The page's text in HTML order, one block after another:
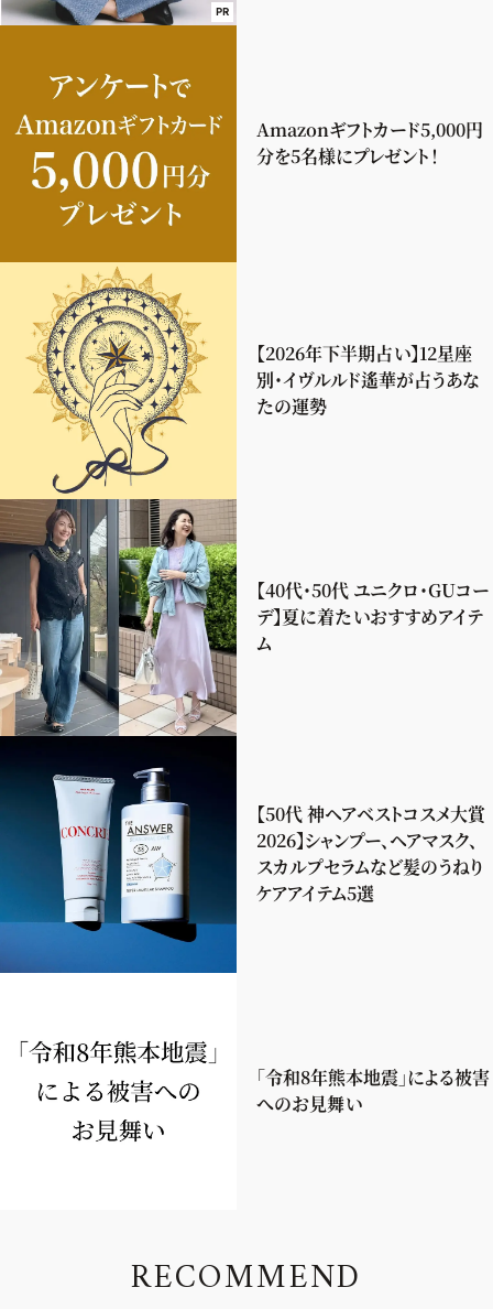
PR
Amazonギフトカード5,000円
分を5名様にプレゼント！
【2026年下半期占い】12星座
別・イヴルルド遙華が占うあな
たの運勢
【40代・50代 ユニクロ・GUコー
デ】夏に着たいおすすめアイテ
ム
【50代 神ヘアベストコスメ大賞
2026】シャンプー、ヘアマスク、
スカルプセラムなど髪のうねり
ケアアイテム5選
「令和8年熊本地震」による被害
へのお見舞い
RECOMMEND